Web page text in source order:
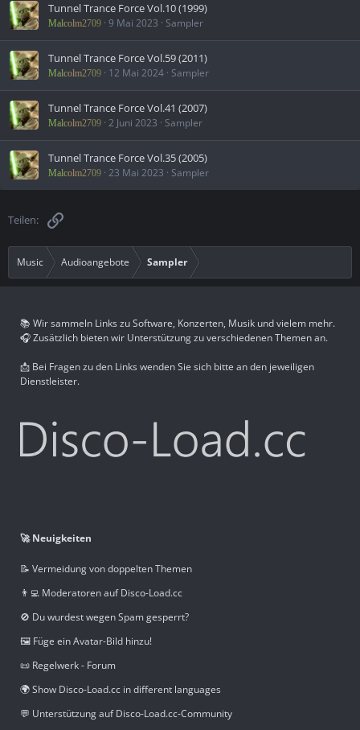
Tunnel Trance Force Vol.10 (1999)
Malcolm2709 9 Mai 2023 Sampler
Tunnel Trance Force Vol.59 (2011)
Malcolm2709 12 Mai 2024 Sampler
Tunnel Trance Force Vol.41 (2007)
Malcolm2709 2 Juni 2023 Sampler
Tunnel Trance Force Vol.35 (2005)
Malcolm2709 23 Mai 2023 Sampler
Teilen: Link
Music Audioangebote Sampler
📚 Wir sammeln Links zu Software, Konzerten, Musik und vielem mehr.
🎧 Zusätzlich bieten wir Unterstützung zu verschiedenen Themen an.
📩 Bei Fragen zu den Links wenden Sie sich bitte an den jeweiligen
Dienstleister.
🚀 Neuigkeiten
📝 Vermeidung von doppelten Themen
👨‍💻 Moderatoren auf Disco-Load.cc
🚫 Du wurdest wegen Spam gesperrt?
🖼️ Füge ein Avatar-Bild hinzu!
📜 Regelwerk - Forum
🌍 Show Disco-Load.cc in different languages
💬 Unterstützung auf Disco-Load.cc-Community